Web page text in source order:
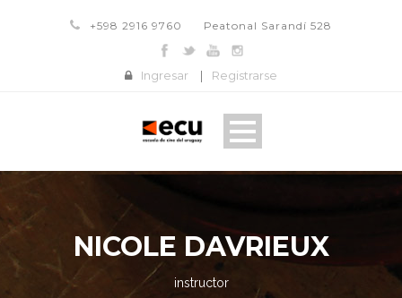
+598 2916 9760 Peatonal Sarandí 528
Ingresar | Registrarse
NICOLE DAVRIEUX
instructor